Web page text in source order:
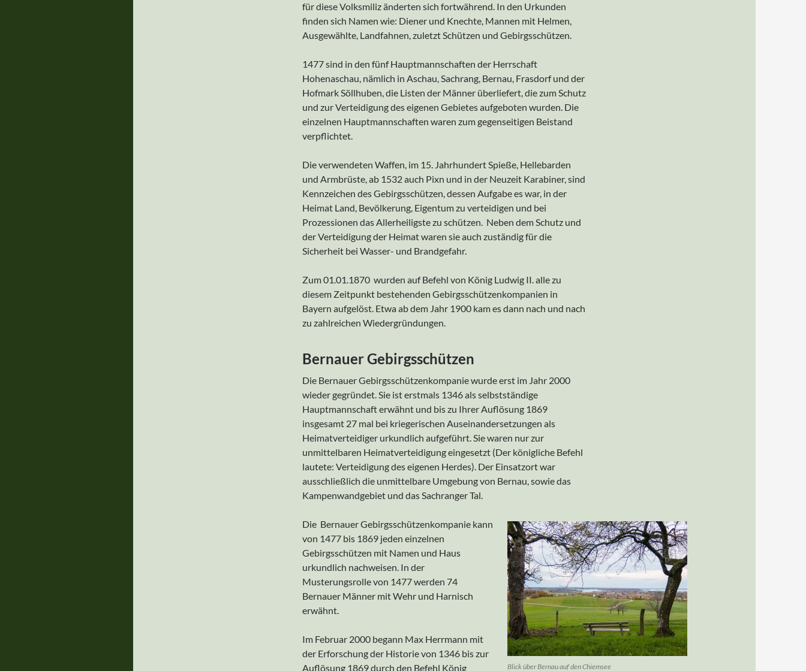
für diese Volksmiliz änderten sich fortwährend. In den Urkunden
finden sich Namen wie: Diener und Knechte, Mannen mit Helmen,
Ausgewählte, Landfahnen, zuletzt Schützen und Gebirgsschützen.
1477 sind in den fünf Hauptmannschaften der Herrschaft
Hohenaschau, nämlich in Aschau, Sachrang, Bernau, Frasdorf und der
Hofmark Söllhuben, die Listen der Männer überliefert, die zum Schutz
und zur Verteidigung des eigenen Gebietes aufgeboten wurden. Die
einzelnen Hauptmannschaften waren zum gegenseitigen Beistand
verpflichtet.
Die verwendeten Waffen, im 15. Jahrhundert Spieße, Hellebarden
und Armbrüste, ab 1532 auch Pixn und in der Neuzeit Karabiner, sind
Kennzeichen des Gebirgsschützen, dessen Aufgabe es war, in der
Heimat Land, Bevölkerung, Eigentum zu verteidigen und bei
Prozessionen das Allerheiligste zu schützen. Neben dem Schutz und
der Verteidigung der Heimat waren sie auch zuständig für die
Sicherheit bei Wasser- und Brandgefahr.
Zum 01.01.1870 wurden auf Befehl von König Ludwig II. alle zu
diesem Zeitpunkt bestehenden Gebirgsschützenkompanien in
Bayern aufgelöst. Etwa ab dem Jahr 1900 kam es dann nach und nach
zu zahlreichen Wiedergründungen.
Bernauer Gebirgsschützen
Die Bernauer Gebirgsschützenkompanie wurde erst im Jahr 2000
wieder gegründet. Sie ist erstmals 1346 als selbstständige
Hauptmannschaft erwähnt und bis zu Ihrer Auflösung 1869
insgesamt 27 mal bei kriegerischen Auseinandersetzungen als
Heimatverteidiger urkundlich aufgeführt. Sie waren nur zur
unmittelbaren Heimatverteidigung eingesetzt (Der königliche Befehl
lautete: Verteidigung des eigenen Herdes). Der Einsatzort war
ausschließlich die unmittelbare Umgebung von Bernau, sowie das
Kampenwandgebiet und das Sachranger Tal.
Blick über Bernau auf den Chiemsee
Die Bernauer Gebirgsschützenkompanie kann
von 1477 bis 1869 jeden einzelnen
Gebirgsschützen mit Namen und Haus
urkundlich nachweisen. In der
Musterungsrolle von 1477 werden 74
Bernauer Männer mit Wehr und Harnisch
erwähnt.
Im Februar 2000 begann Max Herrmann mit
der Erforschung der Historie von 1346 bis zur
Auflösung 1869 durch den Befehl König